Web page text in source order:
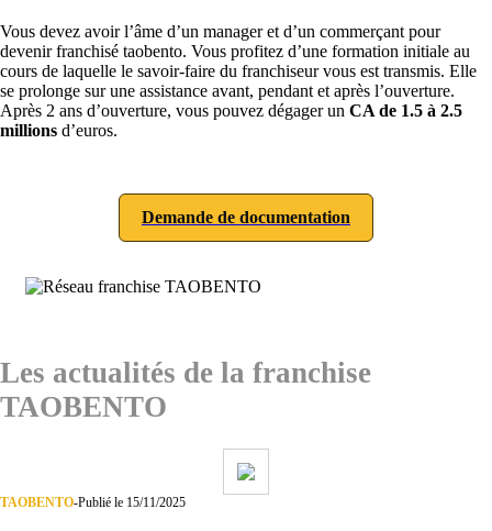
Vous devez avoir l’âme d’un manager et d’un commerçant pour
devenir franchisé taobento. Vous profitez d’une formation initiale au
cours de laquelle le savoir-faire du franchiseur vous est transmis. Elle
se prolonge sur une assistance avant, pendant et après l’ouverture.
Après 2 ans d’ouverture, vous pouvez dégager un CA de 1.5 à 2.5
millions d’euros.
Demande de documentation
Les actualités de la franchise
TAOBENTO
TAOBENTO-Publié le 15/11/2025